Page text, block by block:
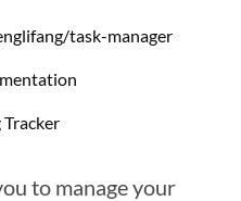
task-manager
Tracker
to manage your